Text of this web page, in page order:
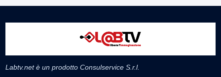
Labtv.net è un prodotto Consulservice S.r.l.